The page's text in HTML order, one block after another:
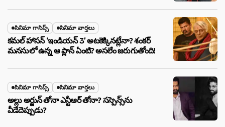
సినిమా గాసిప్స్ సినిమా వార్తలు
కమల్ హాసన్ ‘ఇండియన్ 3’ అటకెక్కినట్లేనా? శంకర్
మనసులో ఉన్న ఆ ప్లాన్ ఏంటి? అసలేం జరుగుతోంది!
సినిమా గాసిప్స్ సినిమా వార్తలు
అల్లు అర్జున్ తోనా ఎన్టీఆర్ తోనా? సస్పెన్స్‌ను
వీడేదెప్పుడు?